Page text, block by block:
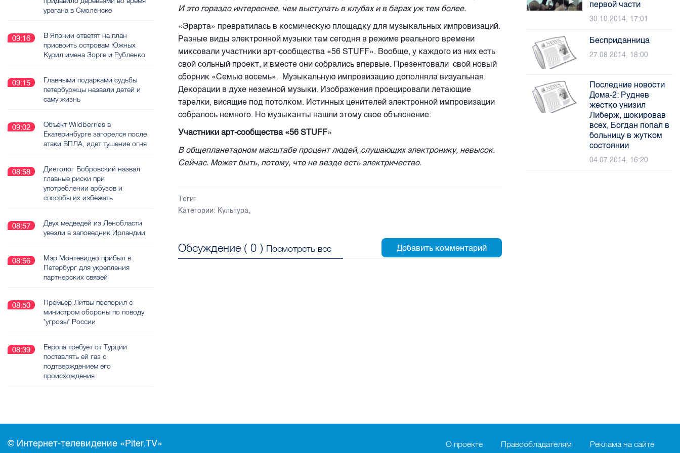
И это гораздо интереснее, чем выступать в клубах и в барах уж тем более.
«Эрарта» превратилась в космическую площадку для музыкальных импровизаций.
Разные виды электронной музыки там сегодня в режиме реального времени
миксовали участники арт-сообщества «56STUFF». Вообще, у каждого из них есть
свой сольный проект, и вместе они собрались впервые. Презентовали свой новый
сборник «Семью восемь». Музыкальную импровизацию дополняла визуальная.
Декорации в духе неземной музыки. Изображения проецировали летающие
тарелки, висящие под потолком. Истинных ценителей электронной импровизации
собралось немного. Но музыканты нашли этому свое объяснение:
Участники арт-сообщества «56 STUFF»
В общепланетарном масштабе процент людей, слушающих электронику, невысок.
Сейчас. Может быть, потому, что не везде есть электричество.
Теги:
Категории: Культура,
Обсуждение (0 ) Посмотреть все
урагана в Смоленске
09:16
В Японии ответят на план
присвоить островам Южных
Курил имена Зорге и Рубленко
09:15
Главными подарками судьбы
петербуржцы назвали детей и
саму жизнь
09:02
Объект Wildberries в
Екатеринбурге загорелся после
атаки БПЛА, идет тушение огня
08:58
Диетолог Бобровский назвал
главные риски при
употреблении арбузов и
способы их избежать
08:57
Двух медведей из Ленобласти
увезли в заповедник Ирландии
08:56
Мэр Монтевидео прибыл в
Петербург для укрепления
партнерских связей
08:50
Премьер Литвы поспорил с
министром обороны по поводу
"угрозы" России
08:39
Европа требует от Турции
поставлять ей газ с
подтверждением его
происхождения
первой части
30.10.2014, 17:01
Бесприданница
27.08.2014, 18:00
Последние новости
Дома-2: Руднев
жестко унизил
Либерж, шокировав
всех, Богдан попал в
больницу в жутком
состоянии
04.07.2014, 16:20
© Интернет-телевидение «Piter.TV» О проекте Правообладателям Реклама на сайте